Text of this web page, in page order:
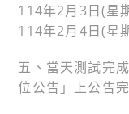
114年2月3日(星
114年2月4日(星
五、當天測試完
位公告」上公告